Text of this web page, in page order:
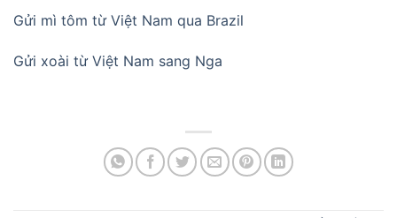
Gửi mì tôm từ Việt Nam qua Brazil
Gửi xoài từ Việt Nam sang Nga